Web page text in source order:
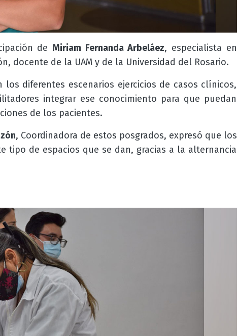
de Miriam Fernanda Arbeláez, especialista en
docente de la UAM y de la Universidad del Rosario.
diferentes escenarios ejercicios de casos clínicos,
integrar ese conocimiento para que puedan
de los pacientes.
, Coordinadora de estos posgrados, expresó que los
tipo de espacios que se dan, gracias a la alternancia